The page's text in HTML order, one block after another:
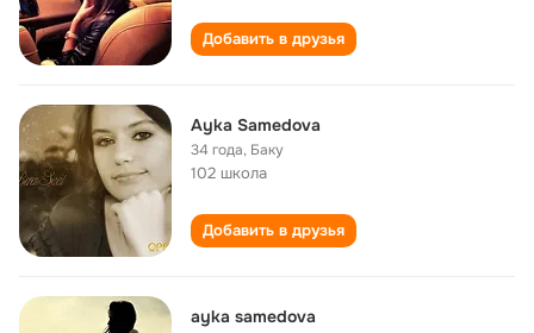
Добавить в друзья
Ayka Samedova
34 года, Баку
102 школа
Добавить в друзья
ayka samedova